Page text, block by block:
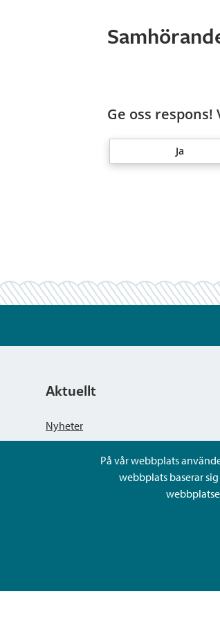
Ge oss
Ja
På vår webbplats
webbplats baserar
Aktuellt
Nyheter
Kungörelser